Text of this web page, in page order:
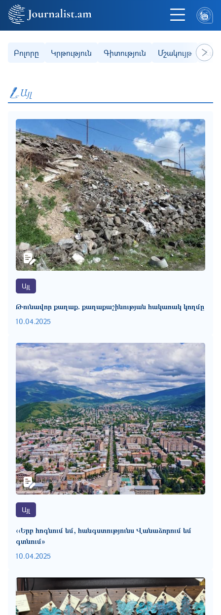
Բոլորը Կրթություն Գիտություն Մշակույթ Next
Այլ
Այլ
Թունավոր քաղաք. քաղաքաշինության հակառակ կողմը
10.04.2025
Այլ
‹‹Երբ հոգնում եմ, հանգստությունս Վանաձորում եմ
գտնում»
10.04.2025